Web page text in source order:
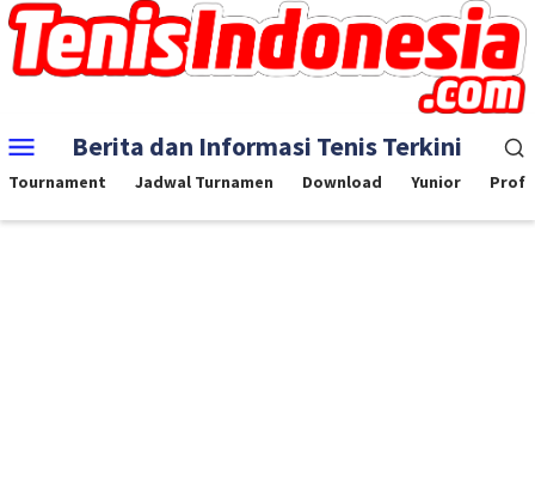
Skip
to
content
Mobile
Menu
Berita dan Informasi Tenis Terkini
Tournament Jadwal Turnamen Download Yunior